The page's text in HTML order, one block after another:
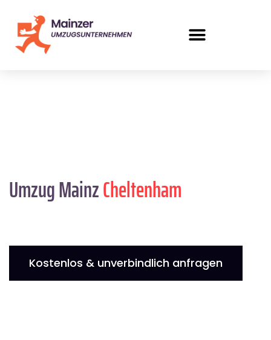
Umzug MainzCheltenham
Kostenlos & unverbindlich anfragen